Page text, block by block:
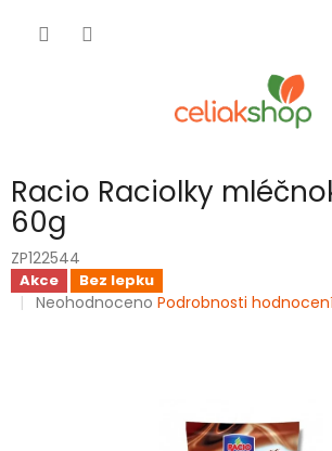
Racio Raciolky
60g
ZP122544
Akce Bez lepku
Průměrné
Neohodnoceno Podrobnosti